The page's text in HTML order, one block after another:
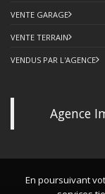
VENTE GARAGE
VENTE TERRAIN
VENDUS PAR L'AGENCE
Agence
En poursuivant